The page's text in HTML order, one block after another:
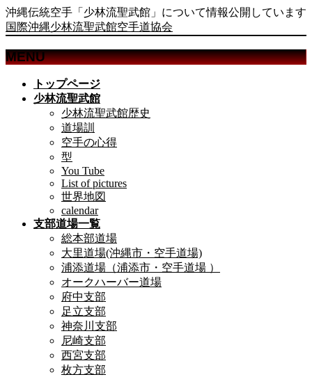
沖縄伝統空手「少林流聖武館」について情報公開しています
国際沖縄少林流聖武館空手道協会
MENU
トップページ
少林流聖武館
少林流聖武館歴史
道場訓
空手の心得
型
You Tube
List of pictures
世界地図
calendar
支部道場一覧
総本部道場
大里道場(沖縄市・空手道場)
浦添道場（浦添市・空手道場 ）
オークハーバー道場
府中支部
足立支部
神奈川支部
尼崎支部
西宮支部
枚方支部